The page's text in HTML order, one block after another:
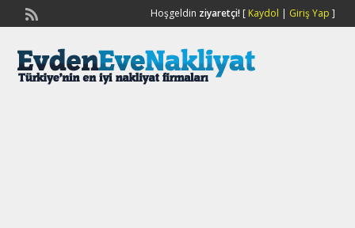
Hoşgeldin ziyaretçi![ Kaydol | Giriş Yap ]